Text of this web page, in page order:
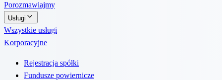
Porozmawiajmy
Usługi
Wszystkie usługi
Korporacyjne
Rejestracja spółki
Fundusze powiernicze